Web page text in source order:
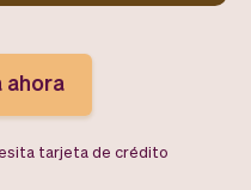
ahora
tarjeta de crédito